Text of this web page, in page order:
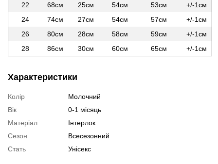
22 68см 25см 54см 53см
+/-1см
24
74см 27см 54см 57см
+/-1см
26
80см 28см 58см 59см
+/-1см
28
86см 30см 60см 65см +/-1см
Характеристики
Колір
Молочний
Вік
0-1 місяць
Матеріал
Інтерлок
Сезон
Всесезонний
Стать
Унісекс